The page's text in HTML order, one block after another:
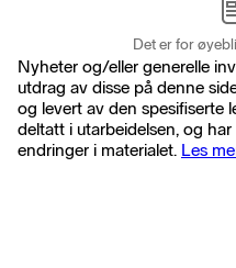
Det er for
Nyheter og/eller generelle
utdrag av disse på denne
og levert av den spesifiserte
deltatt i utarbeidelsen, og
endringer i materialet. Les